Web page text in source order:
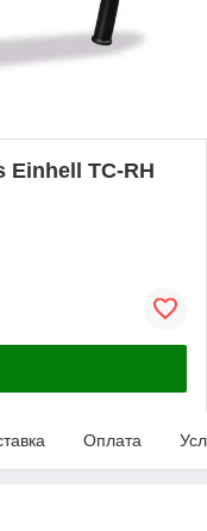
Einhell TC-RH
Оплата